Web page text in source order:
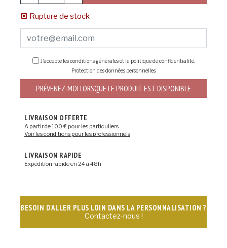
Rupture de stock
J'accepte les conditions générales et la politique de confidentialité.
Protection des données personnelles.
PRÉVENEZ-MOI LORSQUE LE PRODUIT EST DISPONIBLE
LIVRAISON OFFERTE
A partir de 100 € pour les particuliers
Voir les conditions pour les professionnels
LIVRAISON RAPIDE
Expédition rapide en 24 à 48h
BESOIN D'ALLER PLUS LOIN DANS LA PERSONNALISATION ?
Contactez-nous !